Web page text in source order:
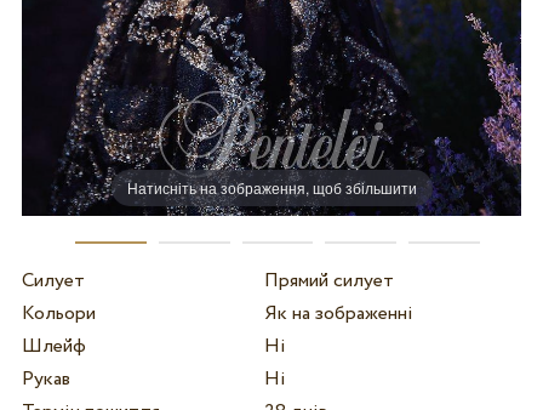
Натисніть на зображення, щоб збільшити
Силует
Прямий силует
Кольори
Як на зображенні
Шлейф
Ні
Рукав
Ні